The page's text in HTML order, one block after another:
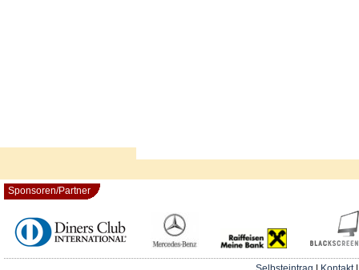
Sponsoren/Partner